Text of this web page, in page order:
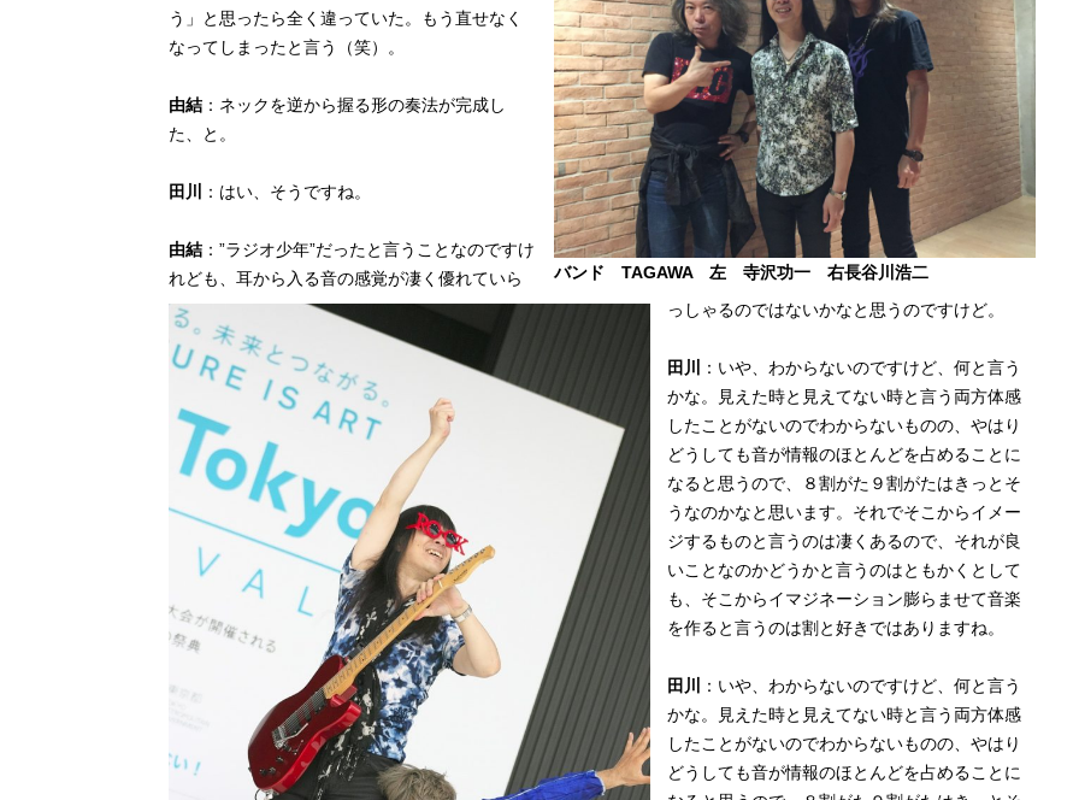
バンド TAGAWA 左 寺沢功一 右長谷川浩二
う」と思ったら全く違っていた。もう直せなく
なってしまったと言う（笑）。
由結 ：ネックを逆から握る形の奏法が完成し
た、と。
田川 ：はい、そうですね。
由結 ：”ラジオ少年”だったと言うことなのですけ
れども、耳から入る音の感覚が凄く優れていら
っしゃるのではないかなと思うのですけど。
田川
：いや、わからないのですけど、何と言う
かな。見えた時と見えてない時と言う両方体感
したことがないのでわからないものの、やはり
どうしても音が情報のほとんどを占めることに
なると思うので、８割がた９割がたはきっとそ
うなのかなと思います。それでそこからイメー
ジするものと言うのは凄くあるので、それが良
いことなのかどうかと言うのはともかくとして
も、そこからイマジネーション膨らませて音楽
を作ると言うのは割と好きではありますね。
田川
：いや、わからないのですけど、何と言う
かな。見えた時と見えてない時と言う両方体感
したことがないのでわからないものの、やはり
どうしても音が情報のほとんどを占めることに